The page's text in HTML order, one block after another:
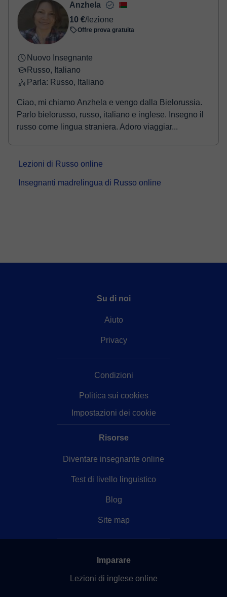
Anzhela
10 €/lezione
Offre prova gratuita
Nuovo Insegnante
Russo, Italiano
Parla: Russo, Italiano
Ciao, mi chiamo Anzhela e vengo dalla Bielorussia.
Parlo bielorusso, russo, italiano e inglese. Insegno il
russo come lingua straniera. Adoro viaggiar...
Lezioni di Russo online
Insegnanti madrelingua di Russo online
Su di noi
Aiuto
Privacy
Condizioni
Politica sui cookies
Impostazioni dei cookie
Risorse
Diventare insegnante online
Test di livello linguistico
Blog
Site map
Imparare
Lezioni di inglese online